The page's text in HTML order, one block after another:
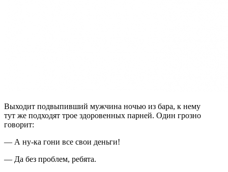
Выходит подвыпивший мужчина ночью из бара, к нему
тут же подходят трое здоровенных парней. Один грозно
говорит:
— А ну-ка гони все свои деньги!
— Да без проблем, ребята.